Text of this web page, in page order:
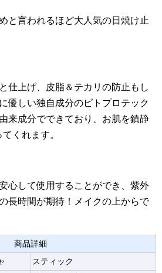
と言われるほど大人気の日焼け止
仕上げ、皮脂＆テカリの防止もし
優しい独自成分のピトプロテック
来成分でできており、お肌を鎮静
くれます。
心して使用することができ、紫外
長時間が期待！メイクの上からで
商品詳細
スティック